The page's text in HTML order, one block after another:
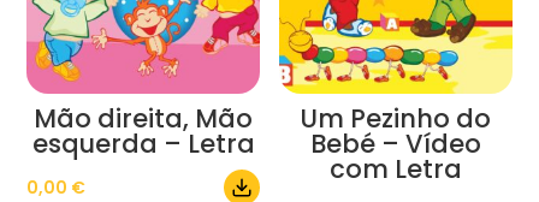
Mão direita, Mão
esquerda – Letra
0,00 €
Um Pezinho do
Bebé – Vídeo
com Letra